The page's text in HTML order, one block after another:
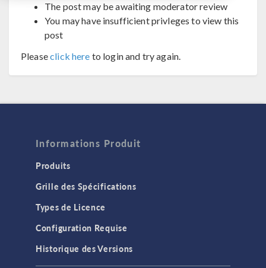
The post may be awaiting moderator review
You may have insufficient privleges to view this
post
Pleaseclick here to login and try again.
Informations Produit
Produits
Grille des Spécifications
Types de Licence
Configuration Requise
Historique des Versions